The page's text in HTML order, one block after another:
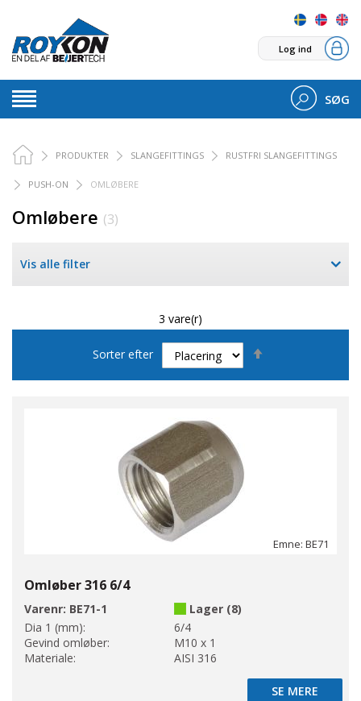
Log ind
SØG
PRODUKTER SLANGEFITTINGS RUSTFRI SLANGEFITTINGS
PUSH-ON OMLØBERE
Omløbere (3)
Vis alle filter
3 vare(r)
Sorter efter
Emne: BE71
Omløber 316 6/4
Varenr: BE71-1
Lager (8)
Dia 1 (mm):
6/4
Gevind omløber:
M10 x 1
Materiale:
AISI 316
SE MERE
SE MERE